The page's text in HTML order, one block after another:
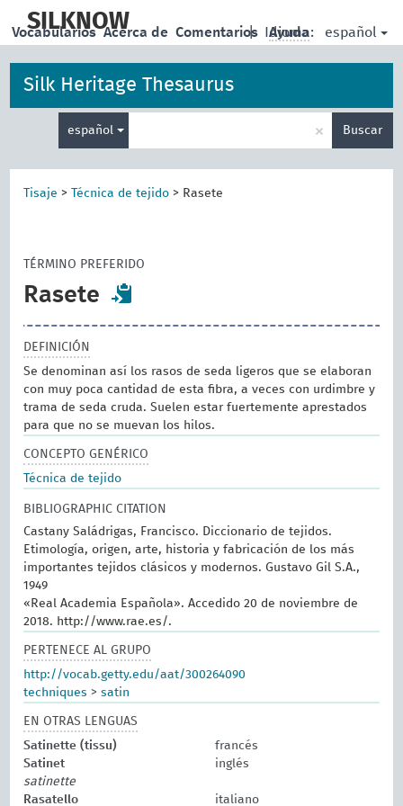
main
SILKNOW | Idioma: español
Vocabularios Acerca de Comentarios Ayuda
Silk Heritage Thesaurus
español × Buscar
Tisaje > Técnica de tejido > Rasete
TÉRMINO PREFERIDO
Rasete
DEFINICIÓN
Se denominan así los rasos de seda ligeros que se elaboran
con muy poca cantidad de esta fibra, a veces con urdimbre y
trama de seda cruda. Suelen estar fuertemente aprestados
para que no se muevan los hilos.
CONCEPTO GENÉRICO
Técnica de tejido
BIBLIOGRAPHIC CITATION
Castany Saládrigas, Francisco. Diccionario de tejidos.
Etimología, origen, arte, historia y fabricación de los más
importantes tejidos clásicos y modernos. Gustavo Gil S.A.,
1949
«Real Academia Española». Accedido 20 de noviembre de
2018. http://www.rae.es/.
PERTENECE AL GRUPO
http://vocab.getty.edu/aat/300264090
techniques >satin
EN OTRAS LENGUAS
Satinette (tissu)
francés
Satinet
inglés
satinette
Rasatello
italiano